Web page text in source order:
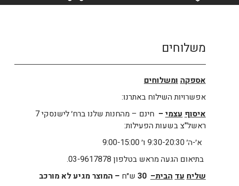
משלוחים
אספקהומשלוחים
אפשרויות השילוח באתרנו:
איסוףעצמי–
חינם – מהחנות שלנו ברח׳ לישנסקי 7
ראשל"צ בשעות הפעילות:
א׳-ה׳ 9:30-20:30 ו׳ 9:00-15:00
בתיאום הגעה מראש בטלפון 03-9617878.
שליחעדהבית–
30 ש״ח – המוצר מגיע לא מורכב